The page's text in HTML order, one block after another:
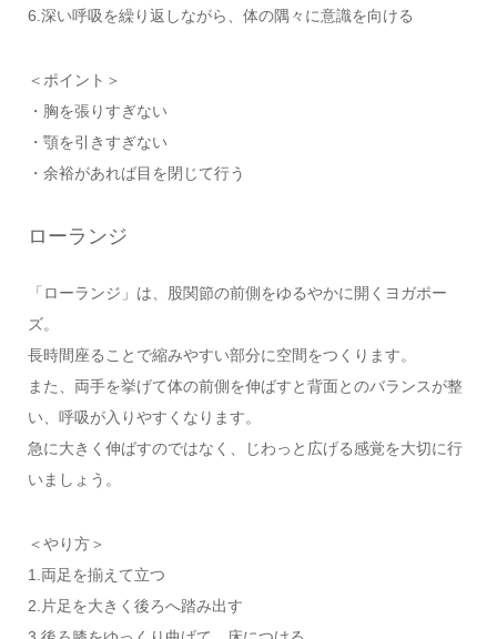
6.深い呼吸を繰り返しながら、体の隅々に意識を向ける
＜ポイント＞
・胸を張りすぎない
・顎を引きすぎない
・余裕があれば目を閉じて行う
ローランジ
「ローランジ」は、股関節の前側をゆるやかに開くヨガポー
ズ。
長時間座ることで縮みやすい部分に空間をつくります。
また、両手を挙げて体の前側を伸ばすと背面とのバランスが整
い、呼吸が入りやすくなります。
急に大きく伸ばすのではなく、じわっと広げる感覚を大切に行
いましょう。
＜やり方＞
1.両足を揃えて立つ
2.片足を大きく後ろへ踏み出す